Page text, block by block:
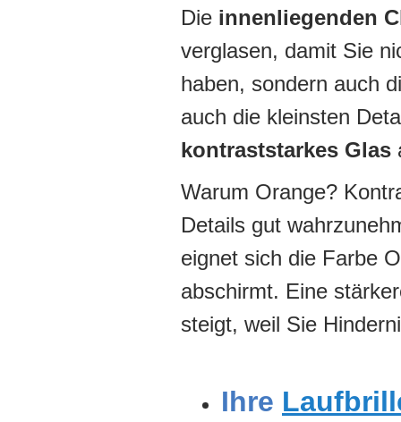
Die innenliegenden
verglasen, damit Sie
haben, sondern auch
auch die kleinsten
kontraststarkes Glas
Warum Orange?
Details gut
eignet sich die Farbe
abschirmt. Eine
steigt, weil Sie
Ihre